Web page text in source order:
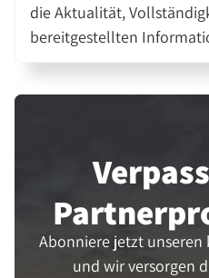
die Aktualität,
bereitgestellten
Abonniere jetzt
und wir versorgen